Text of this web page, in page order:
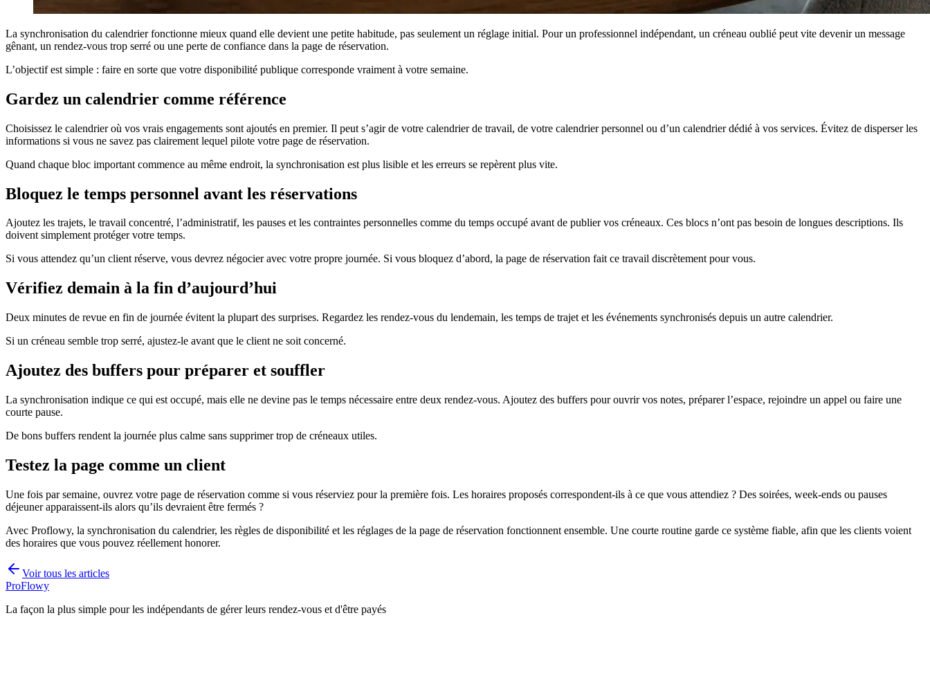
La synchronisation du calendrier fonctionne mieux quand elle devient une petite habitude, pas seulement un réglage initial. Pour un professionnel indépendant, un créneau oublié peut vite devenir un message
gênant, un rendez-vous trop serré ou une perte de confiance dans la page de réservation.
L’objectif est simple : faire en sorte que votre disponibilité publique corresponde vraiment à votre semaine.
Gardez un calendrier comme référence
Choisissez le calendrier où vos vrais engagements sont ajoutés en premier. Il peut s’agir de votre calendrier de travail, de votre calendrier personnel ou d’un calendrier dédié à vos services. Évitez de disperser les
informations si vous ne savez pas clairement lequel pilote votre page de réservation.
Quand chaque bloc important commence au même endroit, la synchronisation est plus lisible et les erreurs se repèrent plus vite.
Bloquez le temps personnel avant les réservations
Ajoutez les trajets, le travail concentré, l’administratif, les pauses et les contraintes personnelles comme du temps occupé avant de publier vos créneaux. Ces blocs n’ont pas besoin de longues descriptions. Ils
doivent simplement protéger votre temps.
Si vous attendez qu’un client réserve, vous devrez négocier avec votre propre journée. Si vous bloquez d’abord, la page de réservation fait ce travail discrètement pour vous.
Vérifiez demain à la fin d’aujourd’hui
Deux minutes de revue en fin de journée évitent la plupart des surprises. Regardez les rendez-vous du lendemain, les temps de trajet et les événements synchronisés depuis un autre calendrier.
Si un créneau semble trop serré, ajustez-le avant que le client ne soit concerné.
Ajoutez des buffers pour préparer et souffler
La synchronisation indique ce qui est occupé, mais elle ne devine pas le temps nécessaire entre deux rendez-vous. Ajoutez des buffers pour ouvrir vos notes, préparer l’espace, rejoindre un appel ou faire une
courte pause.
De bons buffers rendent la journée plus calme sans supprimer trop de créneaux utiles.
Testez la page comme un client
Une fois par semaine, ouvrez votre page de réservation comme si vous réserviez pour la première fois. Les horaires proposés correspondent-ils à ce que vous attendiez ? Des soirées, week-ends ou pauses
déjeuner apparaissent-ils alors qu’ils devraient être fermés ?
Avec Proflowy, la synchronisation du calendrier, les règles de disponibilité et les réglages de la page de réservation fonctionnent ensemble. Une courte routine garde ce système fiable, afin que les clients voient
des horaires que vous pouvez réellement honorer.
Voir tous les articles
ProFlowy
La façon la plus simple pour les indépendants de gérer leurs rendez-vous et d'être payés